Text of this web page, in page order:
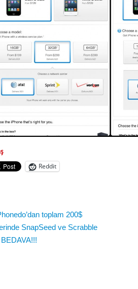
Reddit
toplam 200$
SnapSeed ve Scrabble